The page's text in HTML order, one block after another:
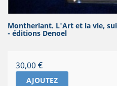
Montherlant. L'Art et la vie,
- éditions Denoel
Prix
30,00 €
AJOUTEZ